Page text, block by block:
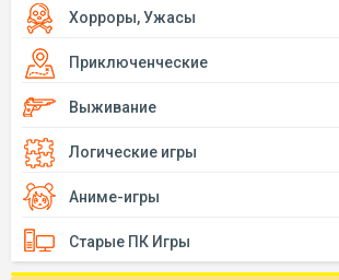
Хорроры, Ужасы
Приключенческие
Выживание
Логические игры
Аниме-игры
Старые ПК Игры